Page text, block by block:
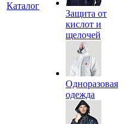
Каталог
Защита от
кислот и
щелочей
Одноразовая
одежда